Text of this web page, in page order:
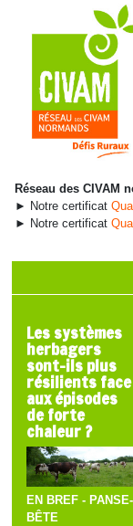
Réseau des CIVAM
► Notre certificat
► Notre certificat
Les systèmes
herbagers
sont-ils plus
résilients face
aux épisodes
de forte
chaleur ?
EN BREF - PANSE-
BÊTE